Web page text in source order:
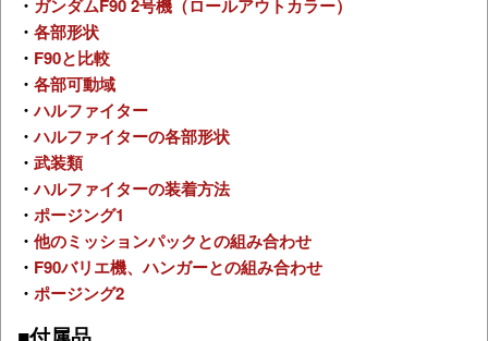
・ ガンダムF90 2号機（ロールアウトカラー）
・ 各部形状
・ F90と比較
・ 各部可動域
・ハルファイター
・ハルファイターの各部形状
・ 武装類
・ハルファイターの装着方法
・ ポージング1
・ 他のミッションパックとの組み合わせ
・ F90バリエ機、ハンガーとの組み合わせ
・ ポージング2